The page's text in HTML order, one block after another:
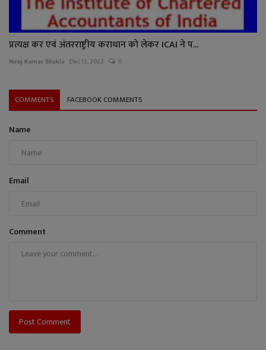
प्रत्यक्ष कर एवं अंतरराष्ट्रीय कराधान को लेकर ICAI ने प...
Niraj Kumar Shukla Dec 12, 2022 0
COMMENTS FACEBOOK COMMENTS
Name
Email
Comment
Post Comment